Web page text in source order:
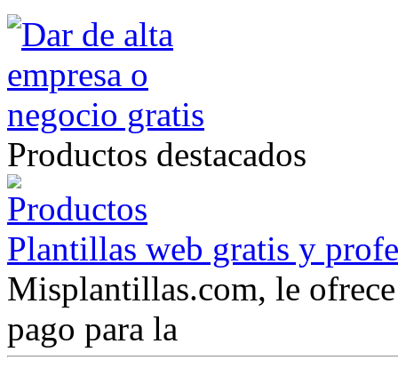
Productos destacados
Plantillas web gratis y
Misplantillas.com, le
pago para la